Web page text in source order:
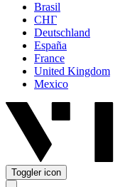
Brasil
СНГ
Deutschland
España
France
United Kingdom
Mexico
Toggler icon